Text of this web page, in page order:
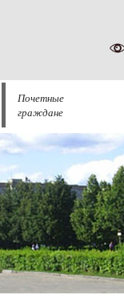
Почетные
граждане